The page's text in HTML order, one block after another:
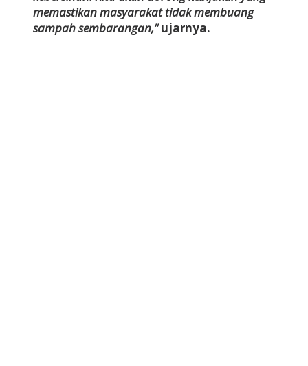
memastikan masyarakat tidak membuang
sampah sembarangan,”ujarnya.